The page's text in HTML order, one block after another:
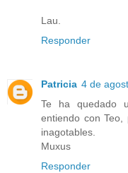
Lau.
Responder
Patricia 4 de
Te ha quedado
entiendo con
inagotables.
Muxus
Responder